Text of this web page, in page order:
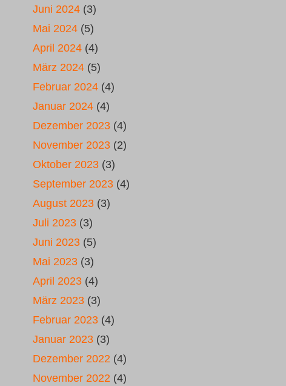
Juni 2024 (3)
Mai 2024 (5)
April 2024 (4)
März 2024 (5)
Februar 2024 (4)
Januar 2024 (4)
Dezember 2023 (4)
November 2023 (2)
Oktober 2023 (3)
September 2023 (4)
August 2023 (3)
Juli 2023 (3)
Juni 2023 (5)
Mai 2023 (3)
April 2023 (4)
März 2023 (3)
Februar 2023 (4)
Januar 2023 (3)
Dezember 2022 (4)
November 2022 (4)